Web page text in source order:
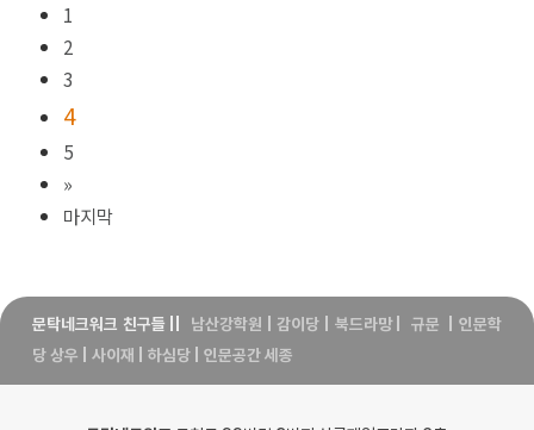
1
2
3
4
5
»
마지막
문탁네크워크 친구들 남산강학원 감이당 북드라망| 규문 |인문학
당 상우
사이재 하심당| 인문공간 세종